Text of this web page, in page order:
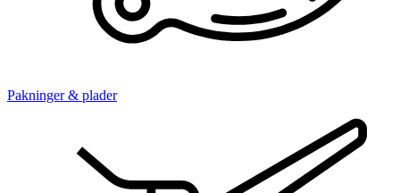
Pakninger & plader